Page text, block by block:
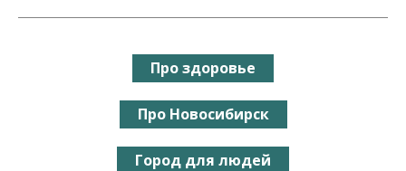
Про здоровье
Про Новосибирск
Город для людей